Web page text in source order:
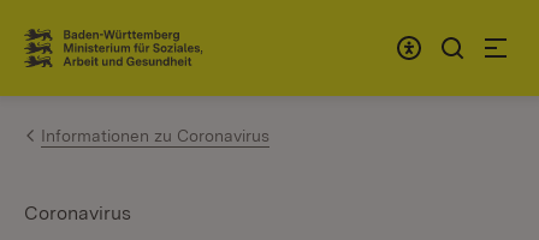
Zum Inhalt springen
Link zur Startseite
Informationen zu Coronavirus
Coronavirus